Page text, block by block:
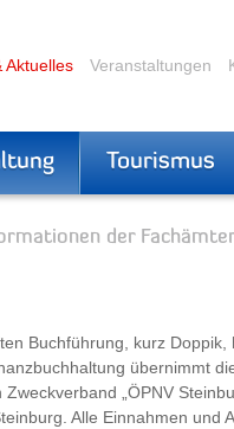
Aktuelles Veranstaltungen
Tourismus
der
Buchführung, kurz Doppik,
übernimmt
„ÖPNV
Alle Einnahmen und